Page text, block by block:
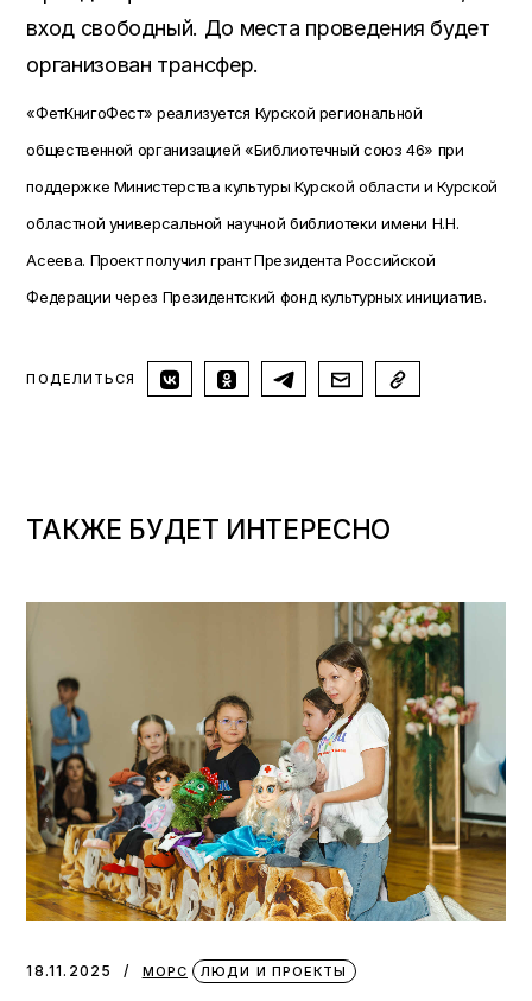
вход свободный. До места проведения будет
организован трансфер.
«ФетКнигоФест» реализуется Курской региональной
общественной организацией «Библиотечный союз 46» при
поддержке Министерства культуры Курской области и Курской
областной универсальной научной библиотеки имени Н.Н.
Асеева. Проект получил грант Президента Российской
Федерации через Президентский фонд культурных инициатив.
ПОДЕЛИТЬСЯ
ТАКЖЕ БУДЕТ ИНТЕРЕСНО
18.11.2025 МОРС ЛЮДИ И ПРОЕКТЫ